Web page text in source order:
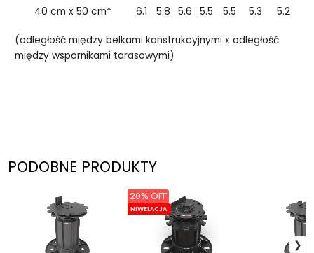
40 cm x 50 cm*
6.1 5.8 5.6 5.5 5.5 5.3 5.2
(odległość między belkami konstrukcyjnymi x odległość
między wspornikami tarasowymi)
PODOBNE PRODUKTY
NIWELACJA
20% OFF